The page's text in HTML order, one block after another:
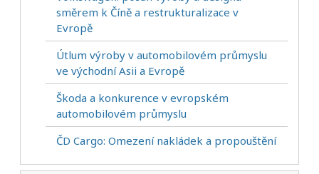
směrem k Číně a restrukturalizace v
Evropě
Útlum výroby v automobilovém průmyslu
ve východní Asii a Evropě
Škoda a konkurence v evropském
automobilovém průmyslu
ČD Cargo: Omezení nakládek a propouštění